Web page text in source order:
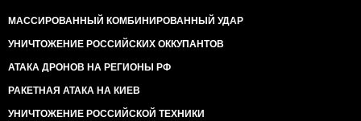
МАССИРОВАННЫЙ КОМБИНИРОВАННЫЙ УДАР
УНИЧТОЖЕНИЕ РОССИЙСКИХ ОККУПАНТОВ
АТАКА ДРОНОВ НА РЕГИОНЫ РФ
РАКЕТНАЯ АТАКА НА КИЕВ
УНИЧТОЖЕНИЕ РОССИЙСКОЙ ТЕХНИКИ